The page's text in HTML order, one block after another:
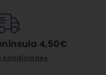
4,50€
condiciones